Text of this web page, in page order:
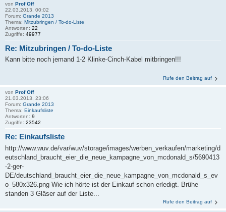
von Prof Off
22.03.2013, 00:02
Forum: Grande 2013
Thema: Mitzubringen / To-do-Liste
Antworten: 22
Zugriffe: 49977
Re: Mitzubringen / To-do-Liste
Kann bitte noch jemand 1-2 Klinke-Cinch-Kabel mitbringen!!!
Rufe den Beitrag auf
von Prof Off
21.03.2013, 23:06
Forum: Grande 2013
Thema: Einkaufsliste
Antworten: 9
Zugriffe: 23542
Re: Einkaufsliste
http://www.wuv.de/var/wuv/storage/images/werben_verkaufen/marketing/d
eutschland_braucht_eier_die_neue_kampagne_von_mcdonald_s/5690413
-2-ger-
DE/deutschland_braucht_eier_die_neue_kampagne_von_mcdonald_s_ev
o_580x326.png Wie ich hörte ist der Einkauf schon erledigt. Brühe
standen 3 Gläser auf der Liste...
Rufe den Beitrag auf